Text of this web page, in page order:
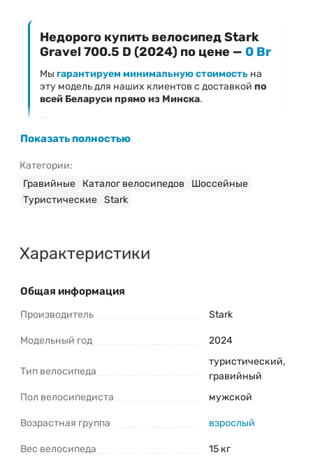
Недорого купить велосипед Stark
Gravel 700.5 D (2024) по цене — 0 Br
Мы гарантируем минимальную стоимость на
эту модель для наших клиентов с доставкой по
всей Беларуси прямо из Минска.
Ключевые преимущества предложения
Фиксированная низкая цена
700.5 D (2024)
Быстрая доставкав любой регион Беларуси
Профессиональная сборка и настройка
Затрудняетесь с выбором модели?
быстрого ответа!
Наш менеджер поможет
характеристики Stark Gravel 700.5 D (2024)
Консультация и оформление заказа:
Viber Telegram
Показать полностью
Категории:
Гравийные
Каталог велосипедов
Шоссейные
Туристические Stark
Характеристики
Общая информация
Производитель Stark
Модельный год 2024
Тип велосипеда
туристический,
гравийный
Пол велосипедиста
мужской
Возрастная группа взрослый
Вес велосипеда 15 кг